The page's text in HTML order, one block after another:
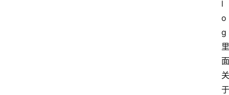
l
o
g
里
面
关
于